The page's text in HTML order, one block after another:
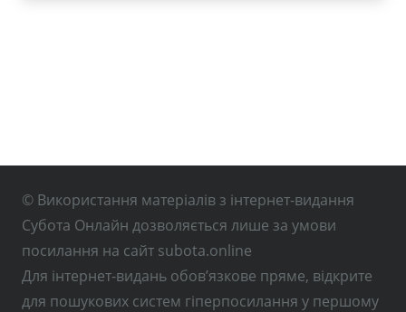
© Використання матеріалів з інтернет-видання
Субота Онлайн дозволяється лише за умови
посилання на сайт subota.online
Для інтернет-видань обов’язкове пряме, відкрите
для пошукових систем гіперпосилання у першому